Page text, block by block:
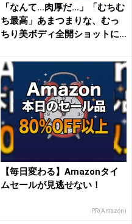
「なんて…肉厚だ…」「むちむ
ち最高」あまつまりな、むっ
ちり美ボディ全開ショットに...
【毎日変わる】Amazonタイ
ムセールが見逃せない！
PR(Amazon)